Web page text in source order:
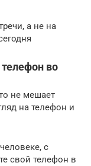
а не на
во
не мешает
на телефон и
с
свой телефон в